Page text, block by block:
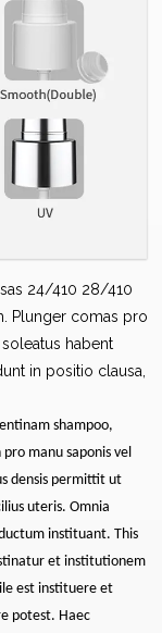
24/410 28/410
Plunger comas pro
habent
in positio clausa,
shampoo,
manu saponis vel
densis permittit ut
uteris. Omnia
instituant. This
et institutionem
est instituere et
potest. Haec